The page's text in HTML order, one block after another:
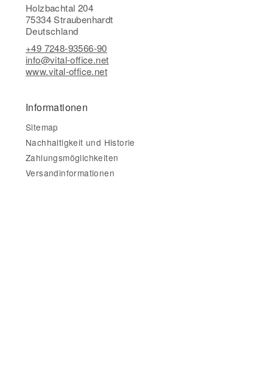
Holzbachtal 204
75334 Straubenhardt
Deutschland
+49 7248-93566-90
info@vital-office.net
www.vital-office.net
Informationen
Sitemap
Nachhaltigkeit und Historie
Zahlungsmöglichkeiten
Versandinformationen